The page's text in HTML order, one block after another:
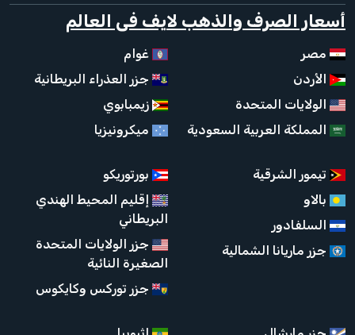
أسعار الصرف والذهب لايف فى العالم
مصر
الأردن
الولايات المتحدة
المملكة العربية السعودية
غوام
جزر العذراء البريطانية
زيمبابوي
ميكرونيزيا
تيمور الشرقية
بالاو
السلفادور
جزر ماريانا الشمالية
بورتوريكو
إقليم المحيط الهندي
البريطاني
جزر الولايات المتحدة
الصغيرة النائية
جزر توركس وكايكوس